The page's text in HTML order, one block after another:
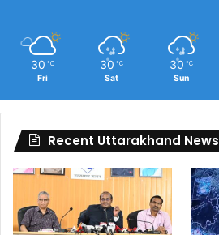
30 ℃
Fri
30 ℃
Sat
30 ℃
Sun
Recent Uttarakhand News